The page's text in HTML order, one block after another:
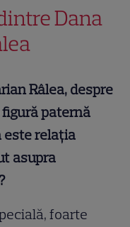
Dana
Râlea, despre
paternă
este relația
asupra
foarte